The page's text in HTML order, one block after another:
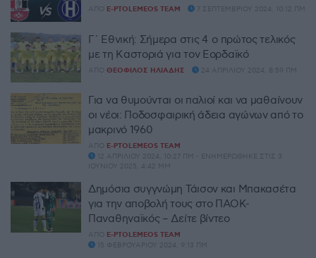
ΑΠΌ E-PTOLEMEOS TEAM 7 ΣΕΠΤΕΜΒΡΊΟΥ 2024, 10:12 ΠΜ
Γ΄ Εθνική: Σήμερα στις 4 ο πρώτος τελικός
με τη Καστοριά για τον Εορδαϊκό
ΑΠΌ ΘΕΌΦΙΛΟΣ ΗΛΙΆΔΗΣ 24 ΑΠΡΙΛΊΟΥ 2024, 8:59 ΠΜ
Για να θυμούνται οι παλιοί και να μαθαίνουν
οι νέοι: Ποδοσφαιρική άδεια αγώνων από το
μακρινό 1960
ΑΠΌ E-PTOLEMEOS TEAM
12 ΑΠΡΙΛΊΟΥ 2024, 10:27 ΠΜ - ΕΝΗΜΕΡΏΘΗΚΕ ΣΤΙΣ 3
ΙΟΥΝΊΟΥ 2025, 4:42 ΜΜ
Δημόσια συγγνώμη Τάισον και Μπακασέτα
για την αποβολή τους στο ΠΑΟΚ-
Παναθηναϊκός – Δείτε βίντεο
ΑΠΌ E-PTOLEMEOS TEAM
15 ΦΕΒΡΟΥΑΡΊΟΥ 2024, 9:13 ΠΜ